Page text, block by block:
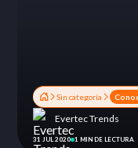
Sin categoría
Evertec Trends
31 JUL 2020 1 MIN DE LECTURA